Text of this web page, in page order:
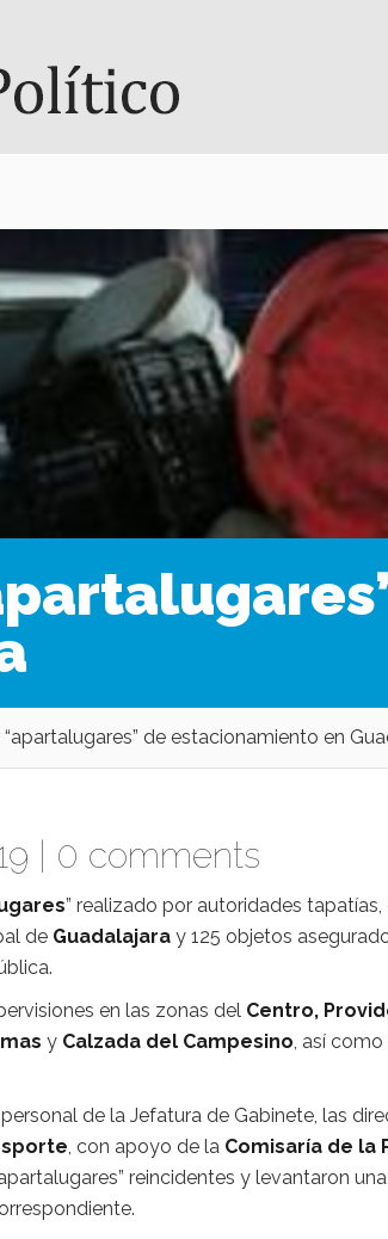
“apartalugares” de estacionamiento en
| 0 comments
” realizado por autoridades
de Guadalajara y 125 objetos
en las zonas del Centro,
y Calzada del Campesino, así
de la Jefatura de Gabinete, las
, con apoyo de la Comisaría de la
reincidentes y levantaron